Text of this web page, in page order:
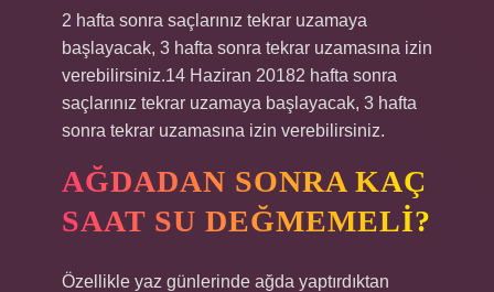
2 hafta sonra saçlarınız tekrar uzamaya
başlayacak, 3 hafta sonra tekrar uzamasına izin
verebilirsiniz.14 Haziran 20182 hafta sonra
saçlarınız tekrar uzamaya başlayacak, 3 hafta
sonra tekrar uzamasına izin verebilirsiniz.
AĞDADAN SONRA KAÇ
SAAT SU DEĞMEMELI?
Özellikle yaz günlerinde ağda yaptırdıktan